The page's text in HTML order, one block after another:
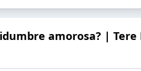
amorosa? | Tere